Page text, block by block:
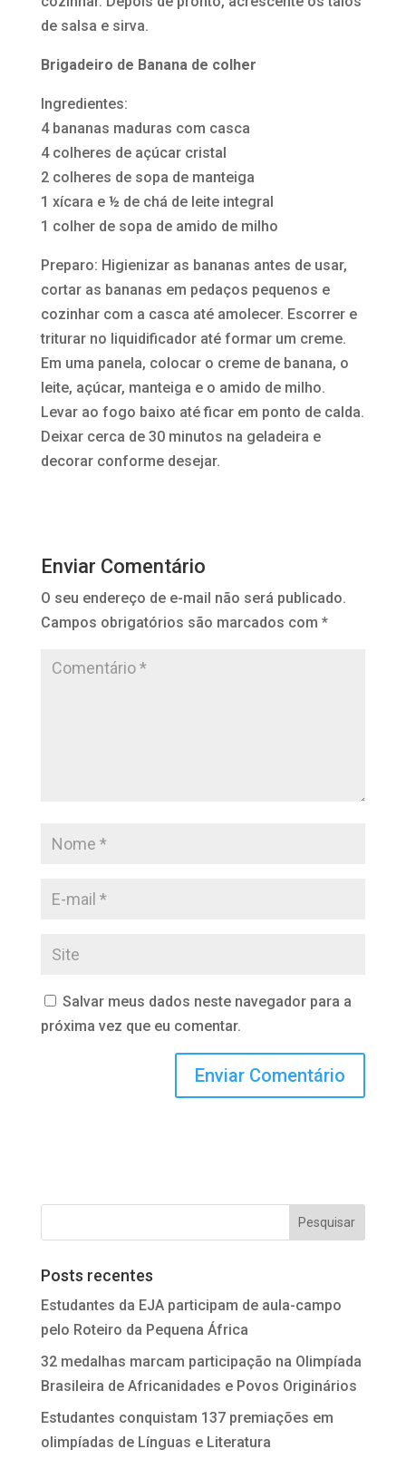
de salsa e sirva.
Brigadeiro de Banana de colher
Ingredientes:
4 bananas maduras com casca
4 colheres de açúcar cristal
2 colheres de sopa de manteiga
1 xícara e ½ de chá de leite integral
1 colher de sopa de amido de milho
Preparo: Higienizar as bananas antes de usar,
cortar as bananas em pedaços pequenos e
cozinhar com a casca até amolecer. Escorrer e
triturar no liquidificador até formar um creme.
Em uma panela, colocar o creme de banana, o
leite, açúcar, manteiga e o amido de milho.
Levar ao fogo baixo até ficar em ponto de calda.
Deixar cerca de 30 minutos na geladeira e
decorar conforme desejar.
Enviar Comentário
O seu endereço de e-mail não será publicado.
Campos obrigatórios são marcados com *
Salvar meus dados neste navegador para a
próxima vez que eu comentar.
Posts recentes
Estudantes da EJA participam de aula-campo
pelo Roteiro da Pequena África
32 medalhas marcam participação na Olimpíada
Brasileira de Africanidades e Povos Originários
Estudantes conquistam 137 premiações em
olimpíadas de Línguas e Literatura